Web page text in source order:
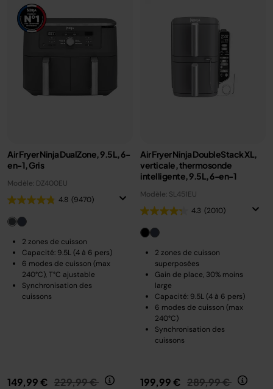
Air Fryer Ninja DualZone, 9.5L, 6-
en-1, Gris
Modèle: DZ400EU
4.8 (9470)
2 zones de cuisson
Capacité: 9.5L (4 à 6 pers)
6 modes de cuisson (max
240°C), T°C ajustable
Synchronisation des
cuissons
149,99 € Prix réduit de
229,99 € au
Air Fryer Ninja DoubleStack XL,
verticale, thermosonde
intelligente, 9.5L, 6-en-1
Modèle: SL451EU
4.3 (2010)
2 zones de cuisson
superposées
Gain de place, 30% moins
large
Capacité: 9.5L (4 à 6 pers)
6 modes de cuisson (max
240°C)
Synchronisation des
cuissons
199,99 € Prix réduit de
289,99 € au